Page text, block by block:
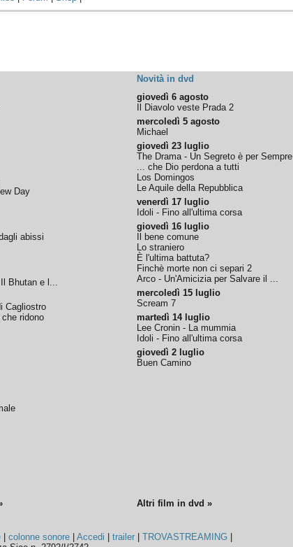
Novità in dvd
Day
abissi
Bhutan e l...
Cagliostro
ridono
giovedì 6 agosto
Il Diavolo veste Prada 2
mercoledì 5 agosto
Michael
giovedì 23 luglio
The Drama - Un Segreto è per Sempre
... che Dio perdona a tutti
Los Domingos
Le Aquile della Repubblica
venerdì 17 luglio
Idoli - Fino all'ultima corsa
giovedì 16 luglio
Il bene comune
Lo straniero
È l'ultima battuta?
Finchè morte non ci separi 2
Arco - Un'Amicizia per Salvare il ...
mercoledì 15 luglio
Scream 7
martedì 14 luglio
Lee Cronin - La mummia
Idoli - Fino all'ultima corsa
giovedì 2 luglio
Buen Camino
Altri film in dvd »
|colonne sonore |Accedi |trailer |TROVASTREAMING